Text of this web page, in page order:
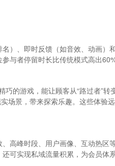
）、即时反馈（如音效、动画）
与者停留时长比传统模式高出60%
的游戏，能让顾客从“路过者”转
场景，带来探索乐趣。这些体验
高峰时段、用户画像、互动热区
可实现私域流量积累，为会员体